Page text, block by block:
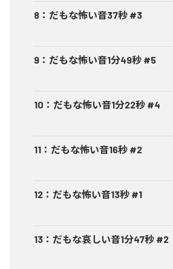
8 ： だもな怖い音37秒 #3
9 ： だもな怖い音1分49秒 #5
10 ： だもな怖い音1分22秒 #4
11 ： だもな怖い音16秒 #2
12 ： だもな怖い音13秒 #1
13 ： だもな哀しい音1分47秒 #2